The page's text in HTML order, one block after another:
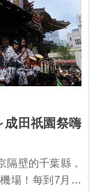
外觀刻劃上了
會播映約20分鐘
、博物館商店。
落，作最詳盡
鐵難波線「巨蛋
，都只要5分鐘
右方AEON Mall
先在官網上購
列步驟可以輕
成田祇園祭嗨
隔壁的千葉縣，
場！每到7月，